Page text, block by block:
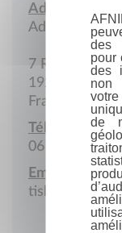
Adresse :
Adresse
7 Rue Le Bech
19200 Saint-
France
Téléphone
06 88 74 06
Email :
des
pour
des
non
de